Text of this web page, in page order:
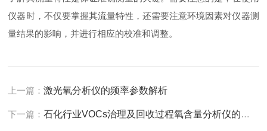
仪器时，不仅要掌握其流量特性，还需要注意环境因素对仪器测
量结果的影响，并进行相应的校准和调整。
上一篇：激光氧分析仪的频率参数解析
下一篇：石化行业VOCs治理及回收过程氧含量分析仪的应用